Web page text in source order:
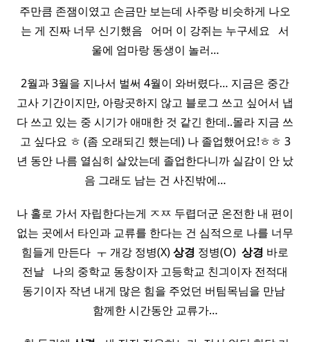
주만큼 존잼이였고 손금만 보는데 사주랑 비슷하게 나오
는 게 진짜 너무 신기했음 ​ ​ 어머 이 강쥐는 누구세요 ​ ​ 서
울에 엄마랑 동생이 놀러…
2월과 3월을 지나서 벌써 4월이 와버렸다… 지금은 중간
고사 기간이지만, 아랑곳하지 않고 블로그 쓰고 싶어서 냅
다 쓰고 있는 중 시기가 애매한 것 같긴 한데..몰라 지금 쓰
고 싶다요 ㅎ (좀 오래되긴 했는데) 나 졸업했어요!ㅎㅎ 3
년 동안 나름 열심히 살았는데 졸업한다니까 실감이 안 났
음 그래도 남는 건 사진밖에…
나 홀로 가서 자립한다는게 ㅈㅉ 두렵더군 온전한 내 편이
없는 곳에서 타인과 교류를 한다는 건 심적으로 나를 너무
힘들게 만든다 ​ ㅜ 개강 정병(X)상경 정병(O) ​ 상경 바로
전날 ​ ​ 나의 중학교 동창이자 고등학교 친긔이자 전적대
동기이자 작년 내게 많은 힘을 주었던 버팀목님을 만남 ​
함께한 시간동안 교류가…